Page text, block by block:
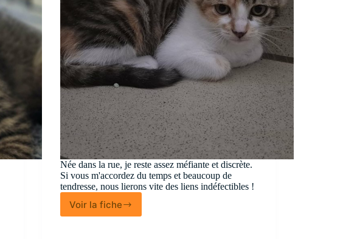
Née dans la rue, je reste assez méfiante et discrète.
Si vous m'accordez du temps et beaucoup de
tendresse, nous lierons vite des liens indéfectibles !
Voir la fiche
Gama